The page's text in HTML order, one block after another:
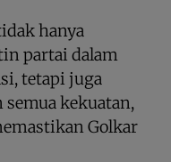
hanya
partai dalam
tetapi juga
kekuatan,
Golkar